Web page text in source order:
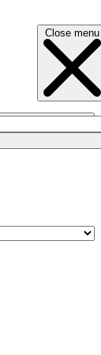
Close menu